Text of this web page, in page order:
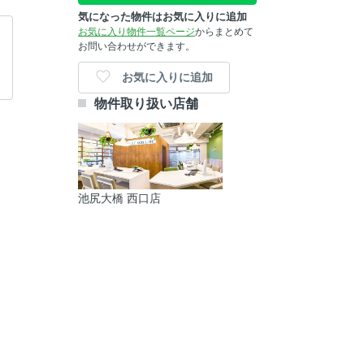
気になった物件はお気に入りに追加
お気に入り物件一覧ページからまとめて
お問い合わせができます。
お気に入りに追加
物件取り扱い店舗
池尻大橋 西口店